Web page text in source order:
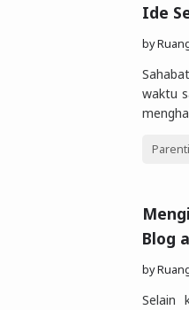
Ide
byRuang
waktu
Blog
byRuang
Selain